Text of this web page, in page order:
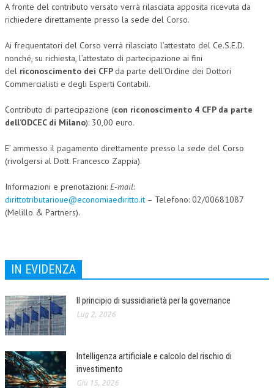
PUBBLICAZIONI
TELEGRAM
DOCUMENTI
MANUALI E MONOGRAFIE
MATERIALE DIDATTICO
INVITI E PROMOZIONI
A fronte del contributo versato verrà rilasciata apposita ricevuta da
richiedere direttamente presso la sede del Corso.
Ai frequentatori del Corso verrà rilasciato l’attestato del Ce.S.E.D.
nonché, su richiesta, l’attestato di partecipazione ai fini
del riconoscimento dei CFPda parte dell’Ordine dei Dottori
Commercialisti e degli Esperti Contabili.
Contributo di partecipazione (con riconoscimento 4 CFP da parte
dell’ODCEC di Milano): 30,00 euro.
E’ ammesso il pagamento direttamente presso la sede del Corso
(rivolgersi al Dott. Francesco Zappia).
Informazioni e prenotazioni: E-mail:
dirittotributarioue@economiaediritto.it – Telefono: 02/00681087
(Melillo & Partners).
IN EVIDENZA
Il principio di sussidiarietà per la governance
Lug 2, 2026
Intelligenza artificiale e calcolo del rischio di
investimento
Giu 15, 2026